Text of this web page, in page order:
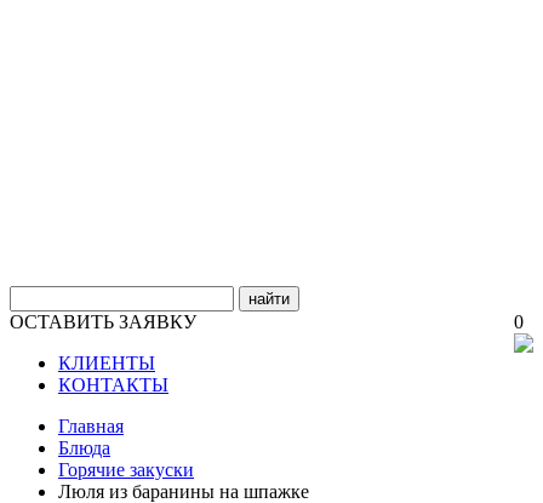
найти
0
ОСТАВИТЬ ЗАЯВКУ
КЛИЕНТЫ
КОНТАКТЫ
Главная
Блюда
Горячие закуски
Люля из баранины на шпажке